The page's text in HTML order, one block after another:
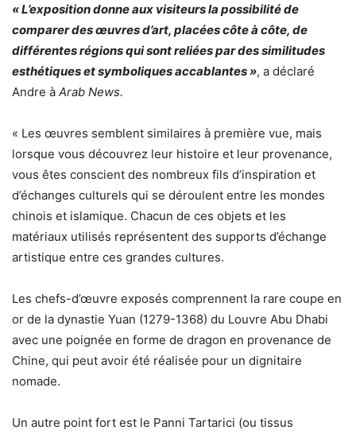
« L’exposition donne aux visiteurs la possibilité de
comparer des œuvres d’art, placées côte à côte, de
différentes régions qui sont reliées par des similitudes
esthétiques et symboliques accablantes », a déclaré
Andre à Arab News.
« Les œuvres semblent similaires à première vue, mais
lorsque vous découvrez leur histoire et leur provenance,
vous êtes conscient des nombreux fils d’inspiration et
d’échanges culturels qui se déroulent entre les mondes
chinois et islamique. Chacun de ces objets et les
matériaux utilisés représentent des supports d’échange
artistique entre ces grandes cultures.
Les chefs-d’œuvre exposés comprennent la rare coupe en
or de la dynastie Yuan (1279-1368) du Louvre Abu Dhabi
avec une poignée en forme de dragon en provenance de
Chine, qui peut avoir été réalisée pour un dignitaire
nomade.
Un autre point fort est le Panni Tartarici (ou tissus